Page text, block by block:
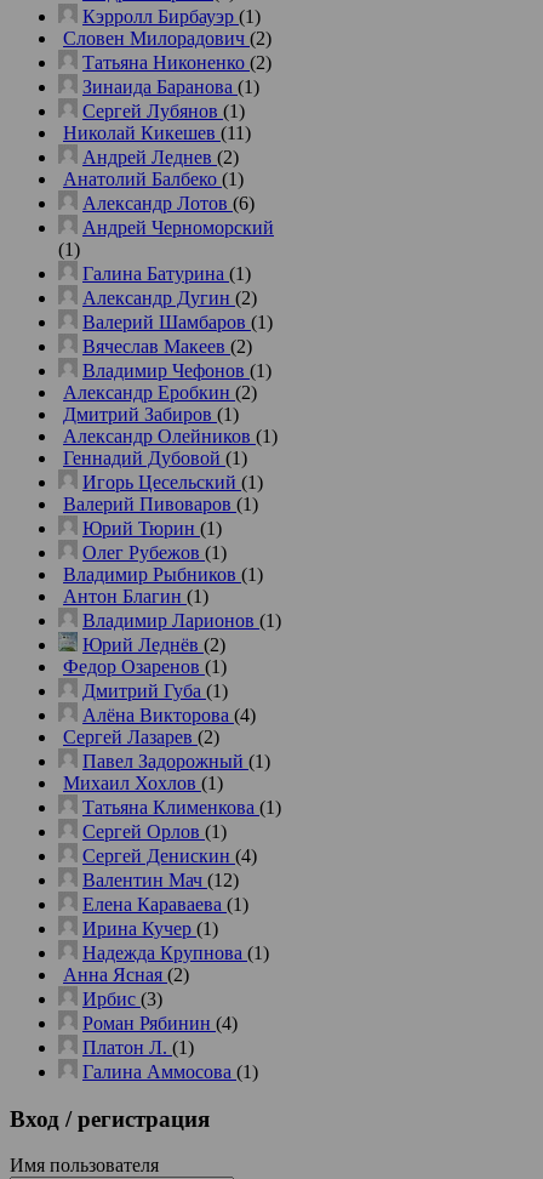
Кэрролл Бирбауэр (1)
Словен Милорадович (2)
Татьяна Никоненко (2)
Зинаида Баранова (1)
Сергей Лубянов (1)
Николай Кикешев (11)
Андрей Леднев (2)
Анатолий Балбеко (1)
Александр Лотов (6)
Андрей Черноморский
(1)
Галина Батурина (1)
Александр Дугин (2)
Валерий Шамбаров (1)
Вячеслав Макеев (2)
Владимир Чефонов (1)
Александр Еробкин (2)
Дмитрий Забиров (1)
Александр Олейников (1)
Геннадий Дубовой (1)
Игорь Цесельский (1)
Валерий Пивоваров (1)
Юрий Тюрин (1)
Олег Рубежов (1)
Владимир Рыбников (1)
Антон Благин (1)
Владимир Ларионов (1)
Юрий Леднёв (2)
Федор Озаренов (1)
Дмитрий Губа (1)
Алёна Викторова (4)
Сергей Лазарев (2)
Павел Задорожный (1)
Михаил Хохлов (1)
Татьяна Клименкова (1)
Сергей Орлов (1)
Сергей Денискин (4)
Валентин Мач (12)
Елена Караваева (1)
Ирина Кучер (1)
Надежда Крупнова (1)
Анна Ясная (2)
Ирбис (3)
Роман Рябинин (4)
Платон Л. (1)
Галина Аммосова (1)
Вход / регистрация
Имя пользователя